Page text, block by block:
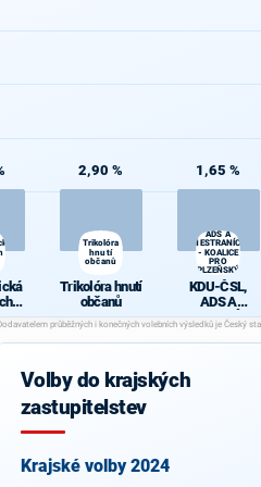
a
a
2,90 %
Trikolóra
hnutí
občanů
Trikolóra hnutí
občanů
1,65 %
ADS A
NESTRANÍCI
- KOALICE
PRO
PLZEŇSKÝ
KRAJ
KDU-ČSL,
ADS A
NESTRANÍCI -
KOALICE PRO
PLZEŇSKÝ
Volby do krajských
zastupitelstev
Krajské volby 2024